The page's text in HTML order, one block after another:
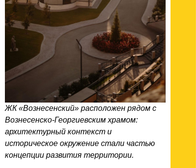
ЖК «Вознесенский» расположен рядом с
Вознесенско-Георгиевским храмом:
архитектурный контекст и
историческое окружение стали частью
концепции развития территории.